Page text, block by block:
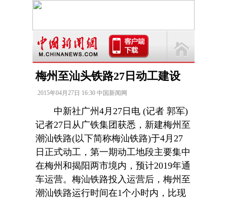
梅州至汕头铁路27日动工建设
2015年04月27日 16:30 中国新闻网
中新社广州4月27日电 (记者 郭军)
记者27日从广铁集团获悉，新建梅州至
潮汕铁路(以下简称梅汕铁路)于4月27
日正式动工，第一期动工地段主要集中
在梅州和揭阳两市境内，预计2019年通
车运营。梅汕铁路投入运营后，梅州至
潮汕铁路运行时间在1个小时内，比现